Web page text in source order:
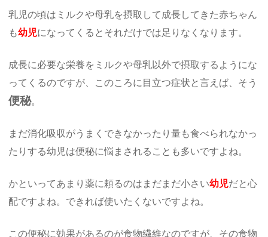
乳児の頃はミルクや母乳を摂取して成長してきた赤ちゃん
も幼児になってくるとそれだけでは足りなくなります。
成長に必要な栄養をミルクや母乳以外で摂取するようにな
ってくるのですが、このころに目立つ症状と言えば、そう
便秘。
まだ消化吸収がうまくできなかったり量も食べられなかっ
たりする幼児は便秘に悩まされることも多いですよね。
かといってあまり薬に頼るのはまだまだ小さい幼児だと心
配ですよね。できれば使いたくないですよね。
この便秘に効果があるのが食物繊維なのですが、その食物